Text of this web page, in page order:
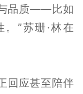
品质——比如
”苏珊·林在
回应甚至陪伴